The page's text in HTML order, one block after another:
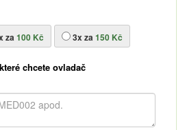
za100 Kč 3x za150 Kč
chcete ovladač